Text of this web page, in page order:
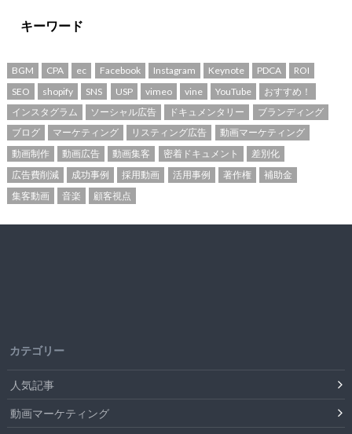
キーワード
BGM CPA ec Facebook Instagram Keynote PDCA
ROI
SEO
shopify SNS USP vimeo vine YouTube
おすすめ！
インスタグラム
ソーシャル広告 ドキュメンタリー
ブランディング
ブログ
マーケティング リスティング広告
動画マーケティング
動画制作
動画広告 動画集客 密着ドキュメント
差別化
広告費削減
成功事例 採用動画 活用事例 著作権
補助金
集客動画
音楽 顧客視点
カテゴリー
人気記事
動画マーケティング